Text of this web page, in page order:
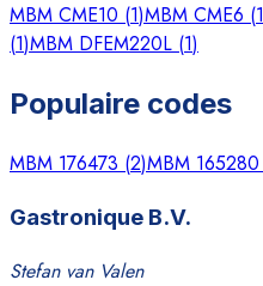
MBM CME10 (1)MBM CME6 (1
(1)MBM DFEM220L (1)
Populaire codes
MBM 176473 (2)MBM 165280
Gastronique B.V.
Stefan van Valen